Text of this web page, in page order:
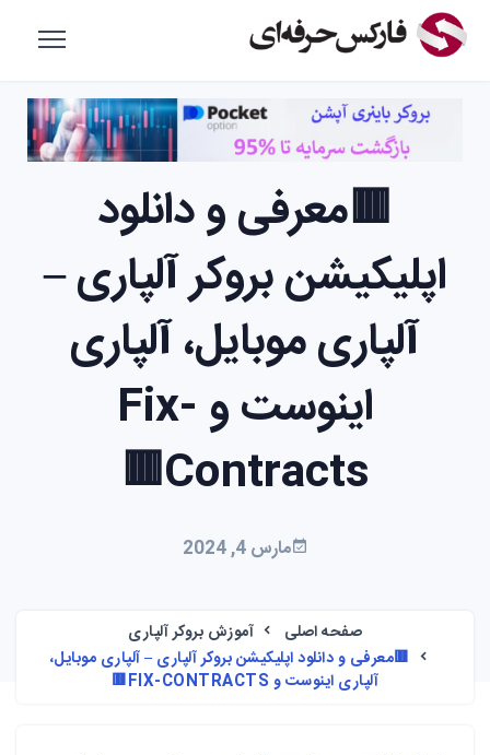
🟥معرفی و دانلود
اپلیکیشن بروکر آلپاری –
آلپاری موبایل، آلپاری
اینوست و Fix-
Contracts🟥
مارس 4, 2024
صفحه اصلی
آموزش بروکر آلپاری
🟥معرفی و دانلود اپلیکیشن بروکر آلپاری – آلپاری موبایل،
آلپاری اینوست و FIX-CONTRACTS🟥